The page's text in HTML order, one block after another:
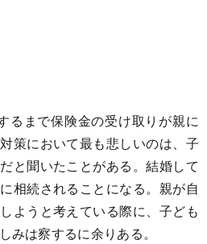
るまで保険金の受け取りが親に
策において最も悲しいのは、子
と聞いたことがある。結婚して
相続されることになる。親が自
ようと考えている際に、子ども
みは察するに余りある。